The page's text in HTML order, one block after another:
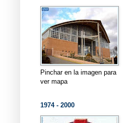
Pinchar en la imagen para
ver mapa
1974 - 2000